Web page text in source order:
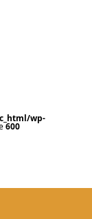
wp-
600